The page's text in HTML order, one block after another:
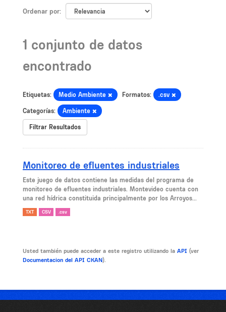
Ordenar por
1 conjunto de datos
encontrado
Etiquetas: Medio Ambiente Formatos: .csv
Categorías: Ambiente
Filtrar Resultados
Monitoreo de efluentes industriales
Este juego de datos contiene las medidas del programa de
monitoreo de efluentes industriales. Montevideo cuenta con
una red hídrica constituida principalmente por los Arroyos...
TXT CSV .csv
Usted también puede acceder a este registro utilizando la API (ver
Documentacion del API CKAN).